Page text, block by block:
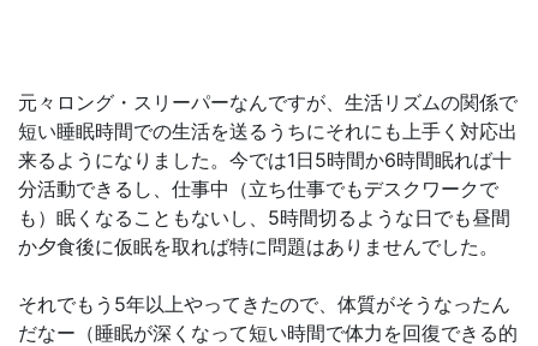
元々ロング・スリーパーなんですが、生活リズムの関係で
短い睡眠時間での生活を送るうちにそれにも上手く対応出
来るようになりました。今では1日5時間か6時間眠れば十
分活動できるし、仕事中（立ち仕事でもデスクワークで
も）眠くなることもないし、5時間切るような日でも昼間
か夕食後に仮眠を取れば特に問題はありませんでした。
それでもう5年以上やってきたので、体質がそうなったん
だなー（睡眠が深くなって短い時間で体力を回復できる的